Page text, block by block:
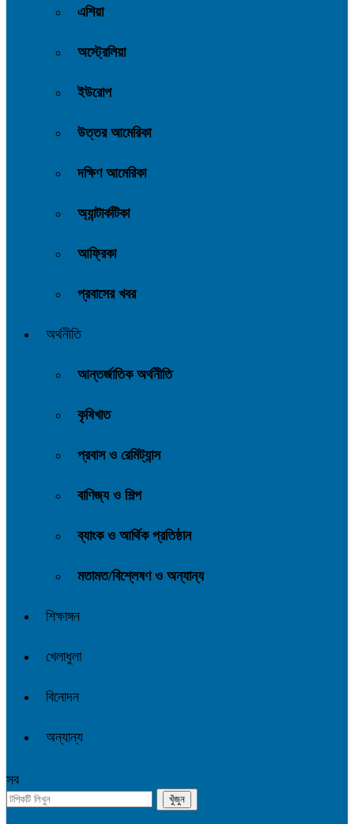
এশিয়া
অস্ট্রেলিয়া
ইউরোপ
উত্তর আমেরিকা
দক্ষিণ আমেরিকা
অ্যান্টার্কটিকা
আফ্রিকা
প্রবাসের খবর
অর্থনীতি
আন্তর্জাতিক অর্থনীতি
কৃষিখাত
প্রবাস ও রেমিট্যান্স
বাণিজ্য ও শিল্প
ব্যাংক ও আর্থিক প্রতিষ্ঠান
মতামত/বিশ্লেষণ ও অন্যান্য
শিক্ষাঙ্গন
খেলাধুলা
বিনোদন
অন্যান্য
সব